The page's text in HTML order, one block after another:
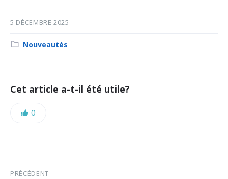
5 DÉCEMBRE 2025
Category:
Nouveautés
Cet article a-t-il été utile?
Likes:
0
PRÉCÉDENT